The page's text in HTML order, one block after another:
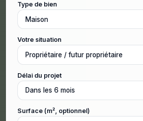
Type de bien
Votre situation
Délai du projet
Surface (m², optionnel)